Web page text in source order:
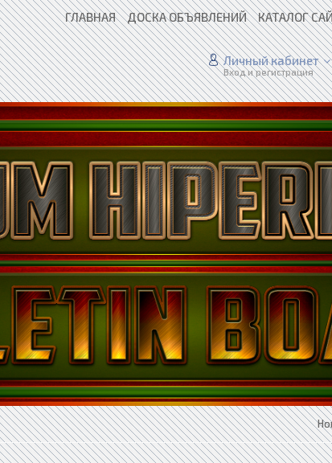
ГЛАВНАЯ ДОСКА ОБЪЯВЛЕНИЙ КАТАЛОГ
Личный кабинет
Вход и регистрация